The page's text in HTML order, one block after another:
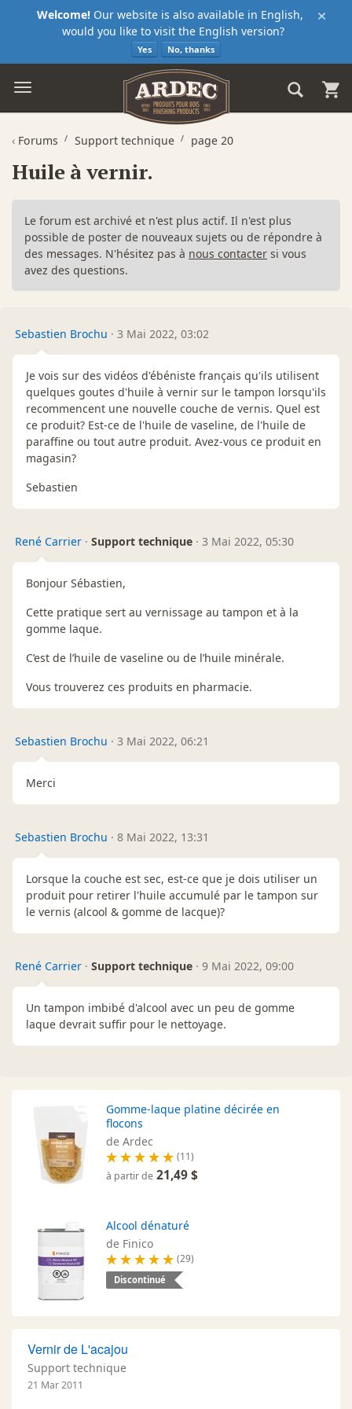
×
Welcome! Our website is also available in English,
would you like to visit the English version?
Yes No, thanks
‹ Forums Support technique page 20
Huile à vernir.
Le forum est archivé et n'est plus actif. Il n'est plus
possible de poster de nouveaux sujets ou de répondre à
des messages. N'hésitez pas à nous contacter si vous
avez des questions.
Sebastien Brochu · 3 Mai 2022, 03:02
Je vois sur des vidéos d'ébéniste français qu'ils utilisent
quelques goutes d'huile à vernir sur le tampon lorsqu'ils
recommencent une nouvelle couche de vernis. Quel est
ce produit? Est-ce de l'huile de vaseline, de l'huile de
paraffine ou tout autre produit. Avez-vous ce produit en
magasin?
Sebastien
René Carrier · Support technique · 3 Mai 2022, 05:30
Bonjour Sébastien,
Cette pratique sert au vernissage au tampon et à la
gomme laque.
C’est de l’huile de vaseline ou de l’huile minérale.
Vous trouverez ces produits en pharmacie.
Sebastien Brochu · 3 Mai 2022, 06:21
Merci
Sebastien Brochu · 8 Mai 2022, 13:31
Lorsque la couche est sec, est-ce que je dois utiliser un
produit pour retirer l'huile accumulé par le tampon sur
le vernis (alcool & gomme de lacque)?
René Carrier · Support technique · 9 Mai 2022, 09:00
Un tampon imbibé d'alcool avec un peu de gomme
laque devrait suffir pour le nettoyage.
Gomme-laque platine décirée en
flocons
de Ardec
(11)
à partir de 21,49 $
Alcool dénaturé
de Finico
(29)
Discontinué
Vernir de L'acajou
Support technique
21 Mar 2011